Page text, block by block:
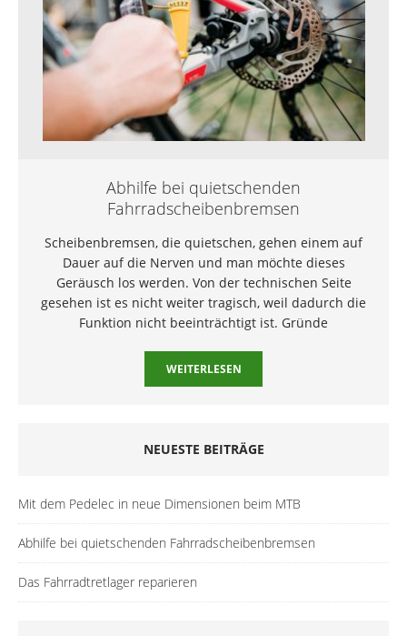
Abhilfe bei quietschenden
Fahrradscheibenbremsen
Scheibenbremsen, die quietschen, gehen einem auf
Dauer auf die Nerven und man möchte dieses
Geräusch los werden. Von der technischen Seite
gesehen ist es nicht weiter tragisch, weil dadurch die
Funktion nicht beeinträchtigt ist. Gründe
WEITERLESEN
NEUESTE BEITRÄGE
Mit dem Pedelec in neue Dimensionen beim MTB
Abhilfe bei quietschenden Fahrradscheibenbremsen
Das Fahrradtretlager reparieren